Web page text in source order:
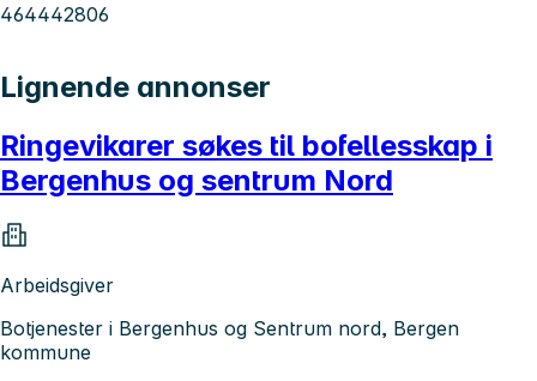
464442806
Lignende annonser
Ringevikarer søkes til bofellesskap i
Bergenhus og sentrum Nord
Arbeidsgiver
Botjenester i Bergenhus og Sentrum nord, Bergen
kommune